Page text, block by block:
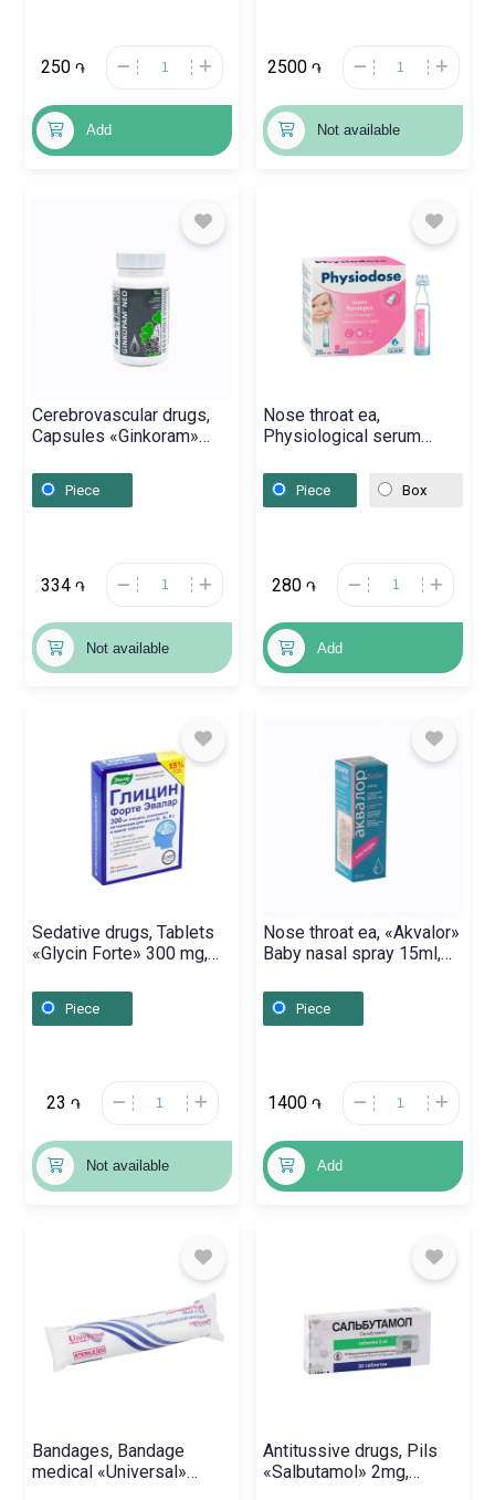
250 ֏
Add
2500 ֏
Not available
Cerebrovascular drugs,
Capsules «Ginkoram»
Բուլղարիա
Piece
334 ֏
Not available
Nose throat ea,
Physiological serum
Ֆրանսիա
Piece Box
280 ֏
Add
Sedative drugs, Tablets
«Glycin Forte» 300 mg,
Piece
23 ֏
Not available
Nose throat ea, «Akvalor»
Baby nasal spray 15ml,
Piece
1400 ֏
Add
Bandages, Bandage
medical «Universal»
Antitussive drugs, Pils
«Salbutamol» 2mg,